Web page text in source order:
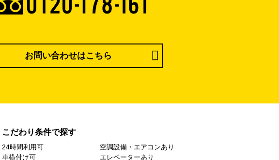
お問い合わせはこちら
こだわり条件で探す
24時間利用可
空調設備・エアコンあり
車横付け可
エレベーターあり